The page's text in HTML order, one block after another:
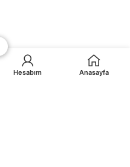
Hesabım Anasayfa